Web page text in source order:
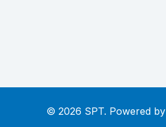
© 2026 SPT. Powered by